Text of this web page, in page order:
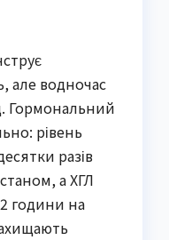
але водночас
Гормональний
рівень
разів
а ХГЛ
години на